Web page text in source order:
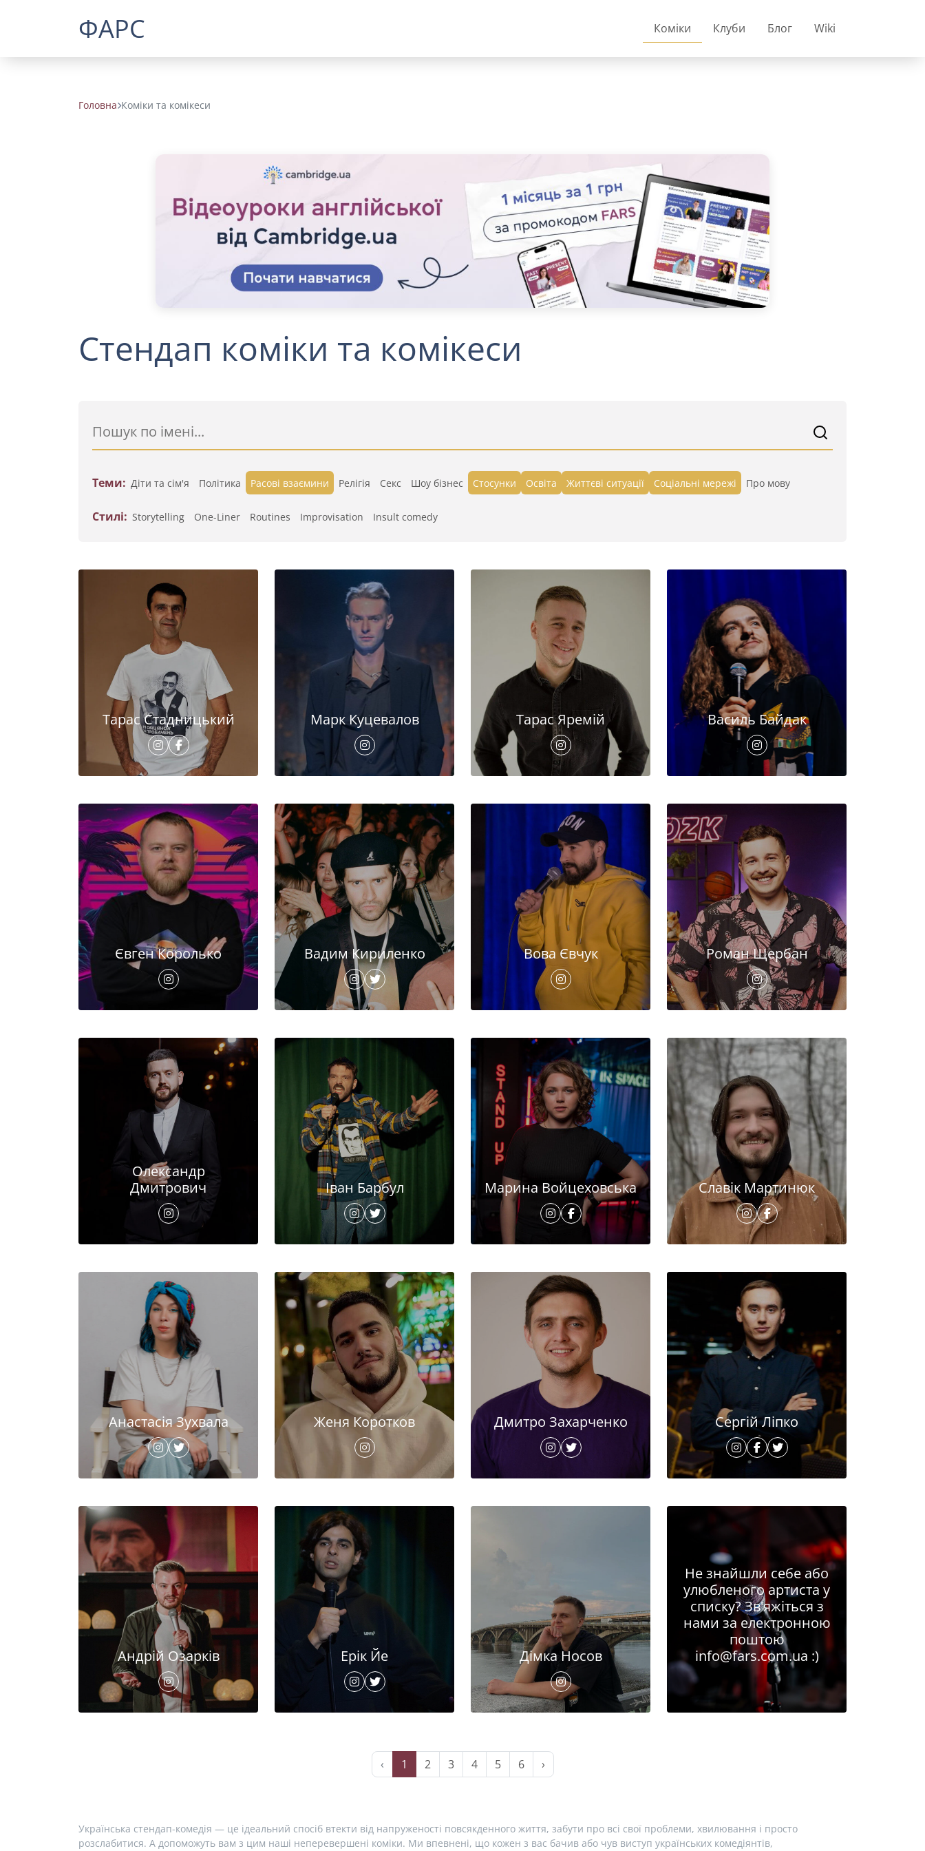
ФАРС Коміки Клуби Блог Wiki
Головна Коміки та комікеси
Стендап коміки та комікеси
Теми: Діти та сім'я Політика Расові взаємини Релігія Секс Шоу бізнес Стосунки Освіта Життєві ситуації Cоціальні мережі Про мову
Стилі: Storytelling One-Liner Routines Improvisation Insult comedy
Тарас Стадницький Марк Куцевалов Тарас Яремій Василь Байдак
Євген Королько Вадим Кириленко Вова Євчук Роман Щербан
Олександр
Дмитрович
Іван Барбул Марина Войцеховська Славік Мартинюк
Анастасія Зухвала Женя Коротков Дмитро Захарченко Сергій Ліпко
Андрій Озарків Ерік Йе Дімка Носов
Не знайшли себе або
улюбленого артиста у
списку? Зв'яжіться з
нами за електронною
поштою
info@fars.com.ua :)
‹ 1 2 3 4 5 6 ›
Українська стендап-комедія — це ідеальний спосіб втекти від напруженості повсякденного життя, забути про всі свої проблеми, хвилювання і просто
розслабитися. А допоможуть вам з цим наші неперевершені коміки. Ми впевнені, що кожен з вас бачив або чув виступ українських комедіянтів,